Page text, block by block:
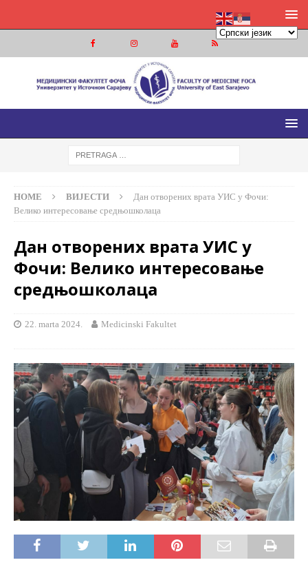
МЕДИЦИНСКИ ФАКУЛТЕТ ФОЧА
МЕДИЦИНСКИ ФАКУЛТЕТ УНИВЕРЗИТЕТА У ИСТОЧНОМ
HOME ВИЈЕСТИ
Дан отворених врата УИС у Фочи:
Велико интересовање средњошколаца
Дан отворених врата УИС у
Фочи: Велико интересовање
средњошколаца
22. marta 2024. Medicinski Fakultet